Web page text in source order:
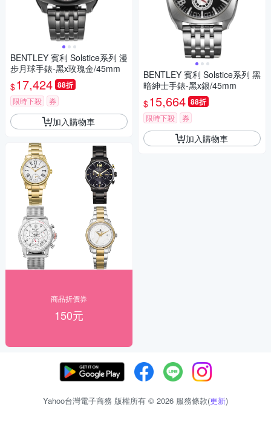
BENTLEY 賓利 Solstice系列 漫
步月球手錶-黑x玫瑰金/45mm
$17,424 88折
限時下殺 券
加入購物車
商品折價券
150元
BENTLEY 賓利 Solstice系列 黑
暗紳士手錶-黑x銀/45mm
$15,664 88折
限時下殺 券
加入購物車
Yahoo台灣電子商務 版權所有 © 2026 服務條款(更新)